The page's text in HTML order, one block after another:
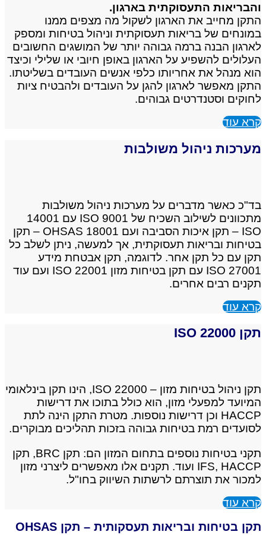
והבריאות התעסוקתית בארגון.
​התקן מחייב את הארגון לשקול מה מצפים ממנו
במונחים של בריאות תעסוקתית וניהול בטיחות ומספק
לארגון הבנה ברמה גבוהה יותר של המושגים החשובים
העלולים להשפיע על הארגון באופן חיובי או שלילי וכיצד
הוא מנהל את אחריותו כלפי אנשים העובדים בשליטתו.
התקן מאפשר לארגון להגן על העובדים ולהבטיח ציות
לחוקים וסטנדרטים גבוהים.
קרא עוד
מערכות ניהול משולבות
בד"כ כאשר מדברים על מערכות ניהול משולבות
מתכוונים לשילוב השכיח של 9001 ISO עם 14001
ISO – תקן איכות הסביבה ועם 18001 OHSAS – תקן
בטיחות ובריאות תעסוקתית, אך למעשה, ניתן לשלב כל
תקן עם כל תקן אחר. לדוגמה, תקן אבטחת מידע
27001 ISO עם תקן בטיחות מזון 22001 ISO ועם עוד
תקנים רבים אחרים.
קרא עוד
תקן ISO 22000
תקן ניהול בטיחות מזון – ISO 22000, הינו תקן בינלאומי
המיועד למפעלי מזון, הוא כולל בתוכו את דרישות
HACCP וכן דרישות נוספות. מטרת התקן הינה לתת
לסועדים רמת בטיחות גבוהה בזכות תהליכים מבוקרים.
תקני בטיחות נוספים בתחום המזון הם: תקן BRC, תקן
IFS, HACCP ועוד. תקנים אלו מאפשרים ליצרני מזון
למכור את תוצרתם לרשתות השיווק בחו"ל.
קרא עוד
תקן בטיחות ובריאות תעסקותית – תקן OHSAS